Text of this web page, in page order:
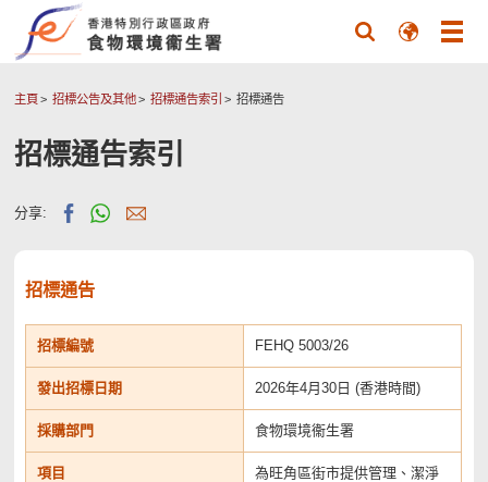
主頁 招標公告及其他 招標通告索引 招標通告
招標通告索引
分享:
招標通告
招標編號 FEHQ 5003/26
發出招標日期 2026年4月30日 (香港時間)
採購部門 食物環境衞生署
項目
為旺角區街市提供管理、潔淨